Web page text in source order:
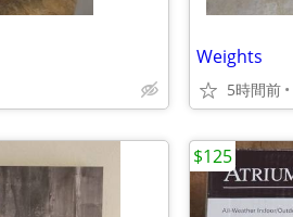
Weights
5時間前
$125